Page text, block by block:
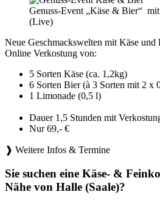
Genuss-Event „Käse & Bier“
(Live)
Neue Geschmackswelten mit Käse und
Online Verkostung von:
5 Sorten Käse (ca. 1,2kg)
6 Sorten Bier (à 3 Sorten mit 2 x
1 Limonade (0,5 l)
Dauer 1,5 Stunden mit
Nur 69,- €
❱ Weitere Infos & Termine
Sie suchen eine Käse- &
Nähe von Halle (Saale)?